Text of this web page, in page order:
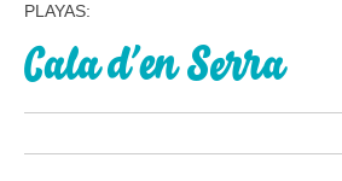
GENIESSEN SIE IBIZA
AGENDA
PLAYAS:
Cala d’en Serra